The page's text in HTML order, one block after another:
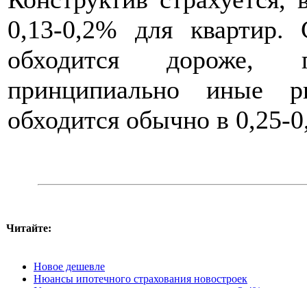
0,13-0,2% для квартир.
обходится дороже,
принципиально иные
обходится обычно в 0,25-
Читайте:
Новое дешевле
Нюансы ипотечного страхования новостроек